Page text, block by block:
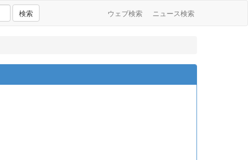
検索 ウェブ検索 ニュース検索